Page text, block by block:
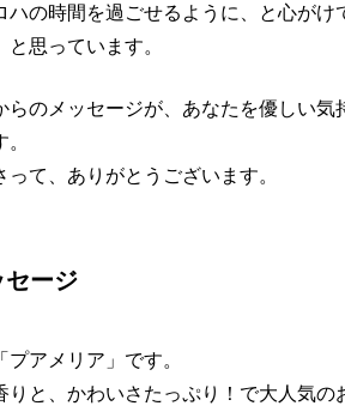
ハの時間を過ごせるように、と心が
思っています。
らのメッセージが、あなたを優しい気
て、ありがとうございます。
セージ
アメリア」です。
りと、かわいさたっぷり！で大人気の